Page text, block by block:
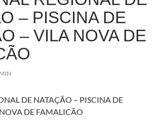
– PISCINA DE
– VILA NOVA DE
DE NATAÇÃO – PISCINA DE
DE FAMALICÃO